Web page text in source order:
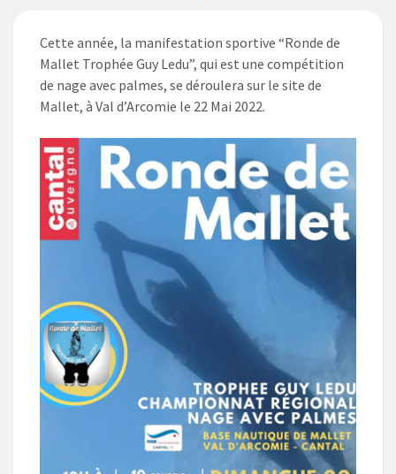
Cette année, la manifestation sportive “Ronde de
Mallet Trophée Guy Ledu”, qui est une compétition
de nage avec palmes, se déroulera sur le site de
Mallet, à Val d’Arcomie le 22 Mai 2022.